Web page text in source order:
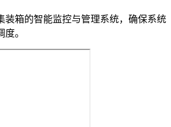
装箱的智能监控与管理系统，确保系统
。